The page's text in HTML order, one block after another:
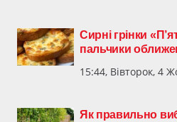
Сирні грінки
пальчики
15:44, Вівторок, 4
Як правильно